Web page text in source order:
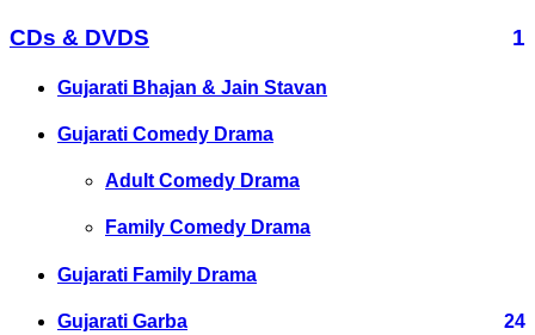
CDs & DVDS 1
Gujarati Bhajan & Jain Stavan
Gujarati Comedy Drama
Adult Comedy Drama
Family Comedy Drama
Gujarati Family Drama
Gujarati Garba 24